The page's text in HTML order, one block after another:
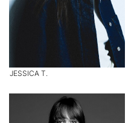
JESSICA T.